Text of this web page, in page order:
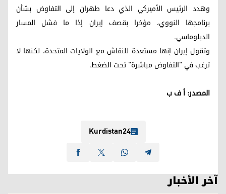
وهدد الرئيس الأميركي الذي دعا طهران إلى التفاوض بشأن
برنامجها النووي، مؤخرا بقصف إيران إذا ما فشل المسار
الدبلوماسي.
وتقول إيران إنها مستعدة للنقاش مع الولايات المتحدة، لكنها لا
ترغب في "التفاوض مباشرة" تحت الضغط.
المصدر: أ ف ب
Kurdistan24
آخر الأخبار